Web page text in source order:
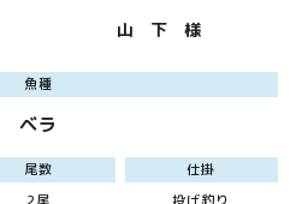
山 下 様
魚種
ベラ
尾数
2尾
仕掛
投げ釣り